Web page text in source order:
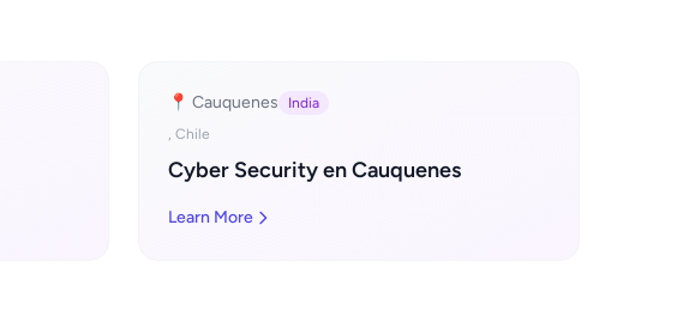
📍 Cauquenes
India
, Chile
Cyber Security en Cauquenes
Learn More